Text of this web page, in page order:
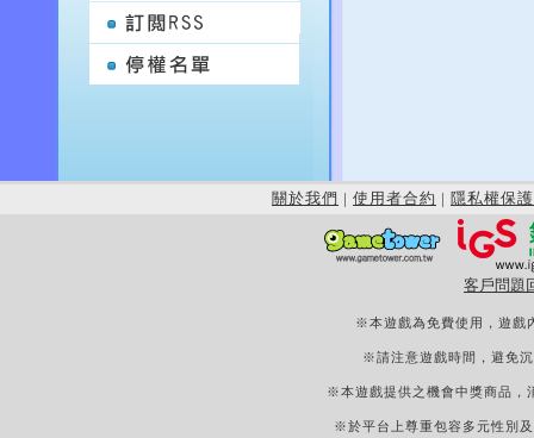
關於我們 | 使用者合約 | 隱私權保護
客戶問題
※本遊戲為免費使用，遊戲
※請注意遊戲時間，避免
※本遊戲提供之機會中獎商品，
※於平台上尊重包容多元性別